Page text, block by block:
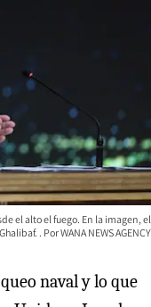
el alto el fuego. En la imagen, el
WANA NEWS AGENCY
naval y lo que